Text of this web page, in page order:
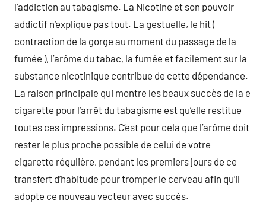
l’addiction au tabagisme. La Nicotine et son pouvoir
addictif n’explique pas tout. La gestuelle, le hit (
contraction de la gorge au moment du passage de la
fumée ), l’arôme du tabac, la fumée et facilement sur la
substance nicotinique contribue de cette dépendance.
La raison principale qui montre les beaux succès de la e
cigarette pour l’arrêt du tabagisme est qu’elle restitue
toutes ces impressions. C’est pour cela que l’arôme doit
rester le plus proche possible de celui de votre
cigarette régulière, pendant les premiers jours de ce
transfert d’habitude pour tromper le cerveau afin qu’il
adopte ce nouveau vecteur avec succès.